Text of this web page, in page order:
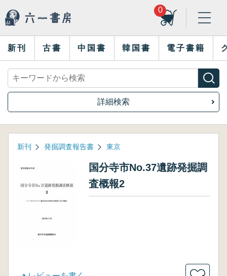
0
新刊 古書 中国書 韓国書 電子書籍
詳細検索
新刊 発掘調査報告書 東京
国分寺市No.37遺跡発掘調
査概報2